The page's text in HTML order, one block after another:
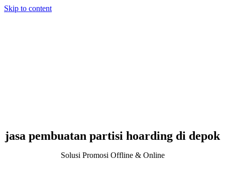
Skip to content
jasa pembuatan partisi hoarding di depok
Solusi Promosi Offline & Online